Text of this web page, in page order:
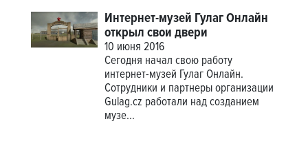
Интернет-музей Гулаг Онлайн
открыл свои двери
10 июня 2016
Сегодня начал свою работу
интернет-музей Гулаг Онлайн.
Сотрудники и партнеры организации
Gulag.cz работали над созданием
музе...